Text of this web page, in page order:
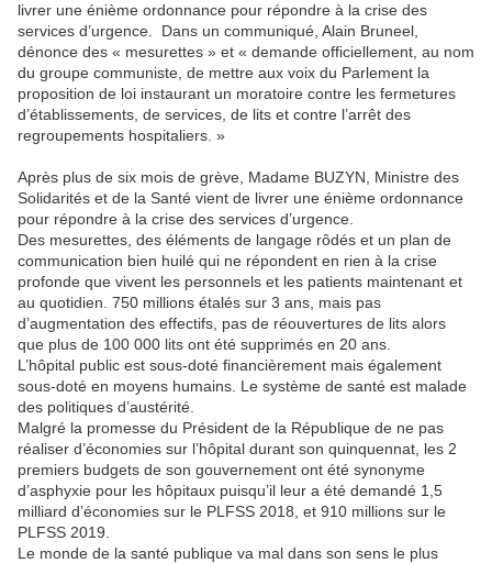
livrer une énième ordonnance pour répondre à la crise des
services d’urgence. Dans un communiqué, Alain Bruneel,
dénonce des « mesurettes » et « demande officiellement, au nom
du groupe communiste, de mettre aux voix du Parlement la
proposition de loi instaurant un moratoire contre les fermetures
d’établissements, de services, de lits et contre l’arrêt des
regroupements hospitaliers. »
Après plus de six mois de grève, Madame BUZYN, Ministre des
Solidarités et de la Santé vient de livrer une énième ordonnance
pour répondre à la crise des services d’urgence.
Des mesurettes, des éléments de langage rôdés et un plan de
communication bien huilé qui ne répondent en rien à la crise
profonde que vivent les personnels et les patients maintenant et
au quotidien. 750 millions étalés sur 3 ans, mais pas
d’augmentation des effectifs, pas de réouvertures de lits alors
que plus de 100 000 lits ont été supprimés en 20 ans.
L’hôpital public est sous-doté financièrement mais également
sous-doté en moyens humains. Le système de santé est malade
des politiques d’austérité.
Malgré la promesse du Président de la République de ne pas
réaliser d’économies sur l’hôpital durant son quinquennat, les 2
premiers budgets de son gouvernement ont été synonyme
d’asphyxie pour les hôpitaux puisqu’il leur a été demandé 1,5
milliard d’économies sur le PLFSS 2018, et 910 millions sur le
PLFSS 2019.
Le monde de la santé publique va mal dans son sens le plus